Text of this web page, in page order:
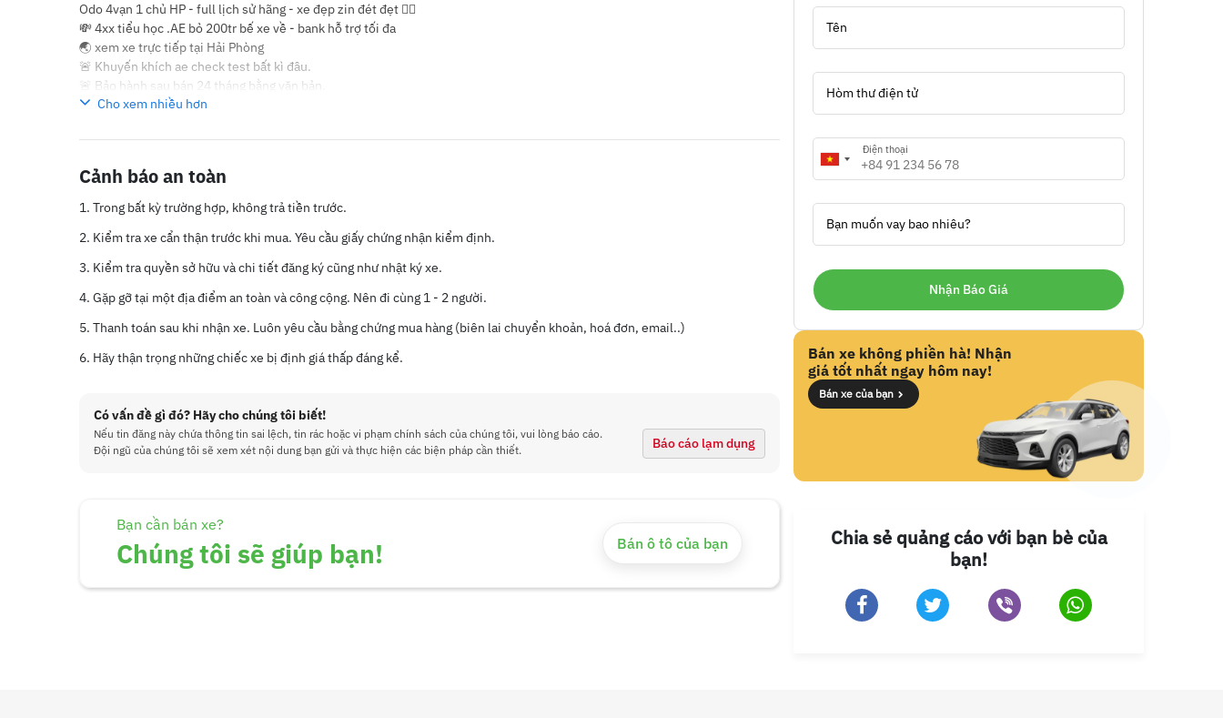
Odo 4vạn 1 chủ HP - full lịch sử hãng - xe đẹp zin đét đẹt 👍🏻
💸 4xx tiểu học .AE bỏ 200tr bế xe về - bank hỗ trợ tối đa
🌏 xem xe trực tiếp tại Hải Phòng
🚨 Khuyến khích ae check test bất kì đâu.
🚨 Bảo hành sau bán 24 tháng bằng văn bản.
📞 Zalo hoặc Alo e 0931525526
Cho xem nhiều hơn
Cảnh báo an toàn
Trong bất kỳ trường hợp, không trả tiền trước.
Kiểm tra xe cẩn thận trước khi mua. Yêu cầu giấy chứng nhận kiểm định.
Kiểm tra quyền sở hữu và chi tiết đăng ký cũng như nhật ký xe.
Gặp gỡ tại một địa điểm an toàn và công cộng. Nên đi cùng 1 - 2 người.
Thanh toán sau khi nhận xe. Luôn yêu cầu bằng chứng mua hàng (biên lai chuyển khoản, hoá đơn, email..)
Hãy thận trọng những chiếc xe bị định giá thấp đáng kể.
Có vấn đề gì đó? Hãy cho chúng tôi biết!
Nếu tin đăng này chứa thông tin sai lệch, tin rác hoặc vi phạm chính sách của chúng tôi, vui lòng báo cáo.
Đội ngũ của chúng tôi sẽ xem xét nội dung bạn gửi và thực hiện các biện pháp cần thiết.
Báo cáo lạm dụng
Bạn cần bán xe?
Chúng tôi sẽ giúp bạn! Bán ô tô của bạn
Tên
Hòm thư điện tử
Điện thoại
Bạn muốn vay bao nhiêu?
Bán xe không phiền hà! Nhận
giá tốt nhất ngay hôm nay!
Bán xe của bạn
Chia sẻ quảng cáo với bạn bè của
bạn!